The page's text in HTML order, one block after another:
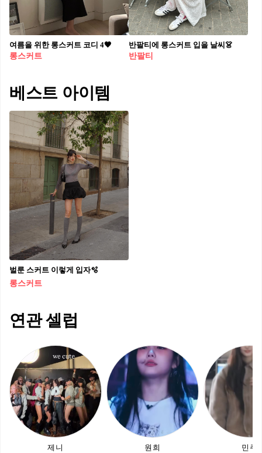
여름을 위한 롱스커트 코디 4🖤
롱스커트
반팔티에 롱스커트 입을 날씨👗
반팔티
베스트 아이템
벌룬 스커트 이렇게 입자🫧
롱스커트
연관 셀럽
제니 원희 민주